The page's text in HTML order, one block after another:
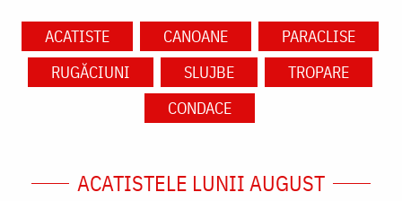
ACATISTE CANOANE
PARACLISE
RUGĂCIUNI
SLUJBE
TROPARE
CONDACE
ACATISTELE LUNII AUGUST